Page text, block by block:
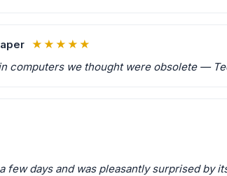
★★★★★
computers we thought were obsolete —
few days and was pleasantly surprised by